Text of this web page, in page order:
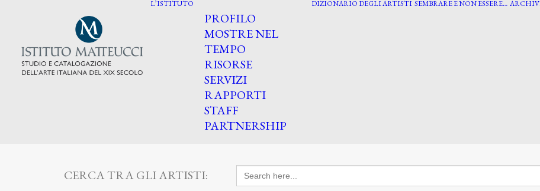
L’ISTITUTO
PROFILO
MOSTRE NEL
TEMPO
RISORSE
SERVIZI
RAPPORTI
STAFF
PARTNERSHIP
DIZIONARIO DEGLI ARTISTI SEMBRARE E NON ESSERE…
CERCA TRA GLI ARTISTI: Search
for: